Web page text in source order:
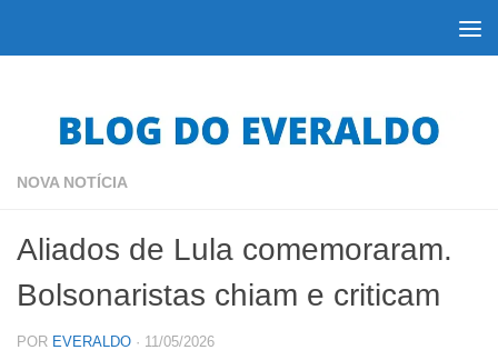
NOVA NOTÍCIA
Aliados de Lula comemoraram.
Bolsonaristas chiam e criticam
POR EVERALDO · 11/05/2026